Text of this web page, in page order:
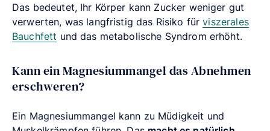
Das bedeutet, Ihr Körper kann Zucker weniger gut
verwerten, was langfristig das Risiko fürviszerales
Bauchfett und das metabolische Syndrom erhöht.
Kann ein Magnesiummangel das Abnehmen
erschweren?
Ein Magnesiummangel kann zu Müdigkeit und